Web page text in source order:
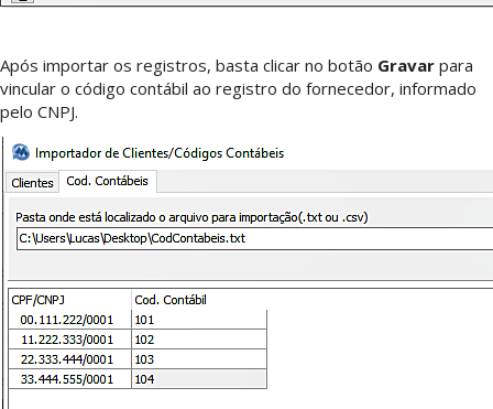
Após importar os registros, basta clicar no botão Gravar para
vincular o código contábil ao registro do fornecedor, informado
pelo CNPJ.